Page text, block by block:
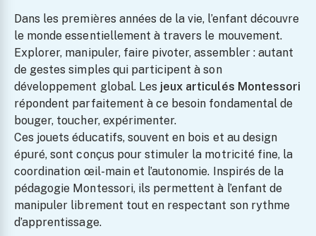
Dans les premières années de la vie, l’enfant découvre
le monde essentiellement à travers le mouvement.
Explorer, manipuler, faire pivoter, assembler : autant
de gestes simples qui participent à son
développement global. Les jeux articulés Montessori
répondent parfaitement à ce besoin fondamental de
bouger, toucher, expérimenter.
Ces jouets éducatifs, souvent en bois et au design
épuré, sont conçus pour stimuler la motricité fine, la
coordination œil-main et l’autonomie. Inspirés de la
pédagogie Montessori, ils permettent à l’enfant de
manipuler librement tout en respectant son rythme
d’apprentissage.